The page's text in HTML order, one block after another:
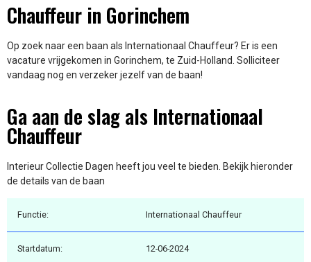
Chauffeur in Gorinchem
Op zoek naar een baan als Internationaal Chauffeur? Er is een
vacature vrijgekomen in Gorinchem, te Zuid-Holland. Solliciteer
vandaag nog en verzeker jezelf van de baan!
Ga aan de slag als Internationaal
Chauffeur
Interieur Collectie Dagen heeft jou veel te bieden. Bekijk hieronder
de details van de baan
Functie: Internationaal Chauffeur
Startdatum: 12-06-2024